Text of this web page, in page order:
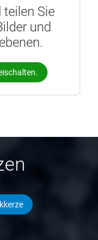
Sie
und